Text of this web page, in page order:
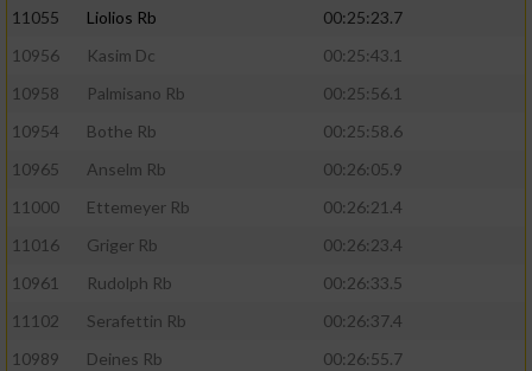
11055
Liolios Rb
00:25:23.7
10956
Kasim Dc
00:25:43.1
10958
Palmisano Rb
00:25:56.1
10954
Bothe Rb
00:25:58.6
10965
Anselm Rb
00:26:05.9
11000
Ettemeyer Rb
00:26:21.4
11016
Griger Rb
00:26:23.4
10961
Rudolph Rb
00:26:33.5
11102
Serafettin Rb
00:26:37.4
10989
Deines Rb
00:26:55.7